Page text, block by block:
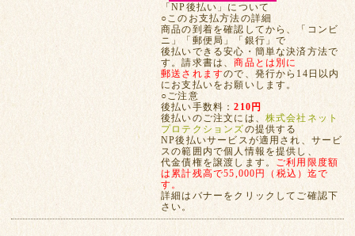
「NP後払い」について
○このお支払方法の詳細
商品の到着を確認してから、「コンビ
ニ」「郵便局」「銀行」で
後払いできる安心・簡単な決済方法で
す。請求書は、商品とは別に
郵送されますので、発行から14日以内
にお支払いをお願いします。
○ご注意
後払い手数料：210円
後払いのご注文には、 株式会社ネット
プロテクションズの提供する
NP後払いサービスが適用され、サービ
スの範囲内で個人情報を提供し、
代金債権を譲渡します。 ご利用限度額
は累計残高で55,000円（税込）迄で
す。
詳細はバナーをクリックしてご確認下
さい。